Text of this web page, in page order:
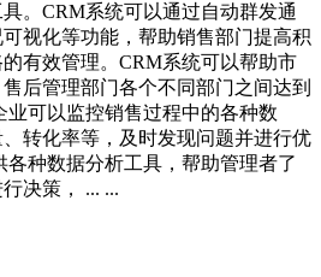
。CRM系统可以通过自动群发通
视化等功能，帮助销售部门提高积
有效管理。CRM系统可以帮助市
后管理部门各个不同部门之间达到
可以监控销售过程中的各种数
转化率等，及时发现问题并进行优
种数据分析工具，帮助管理者了
决策， ... ...